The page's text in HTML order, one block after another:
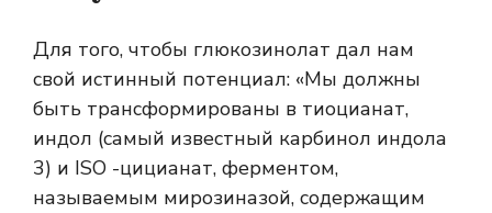
Для того, чтобы глюкозинолат дал нам
свой истинный потенциал: «Мы должны
быть трансформированы в тиоцианат,
индол (самый известный карбинол индола
3) и ISO -цицианат, ферментом,
называемым мирозиназой, содержащим